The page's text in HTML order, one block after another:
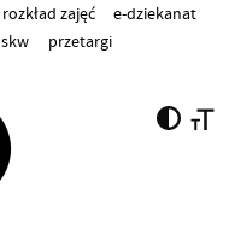
rozkład zajęć
e-dziekanat
skw
przetargi